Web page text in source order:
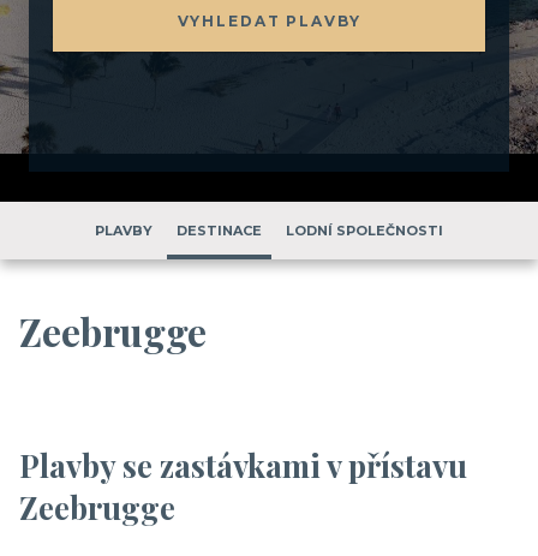
VYHLEDAT PLAVBY
PLAVBY DESTINACE LODNÍ SPOLEČNOSTI
Zeebrugge
Plavby se zastávkami v přístavu
Zeebrugge